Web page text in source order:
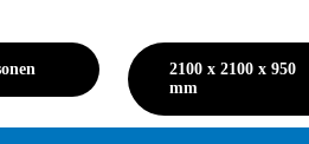
2100 x 2100 x 950
mm